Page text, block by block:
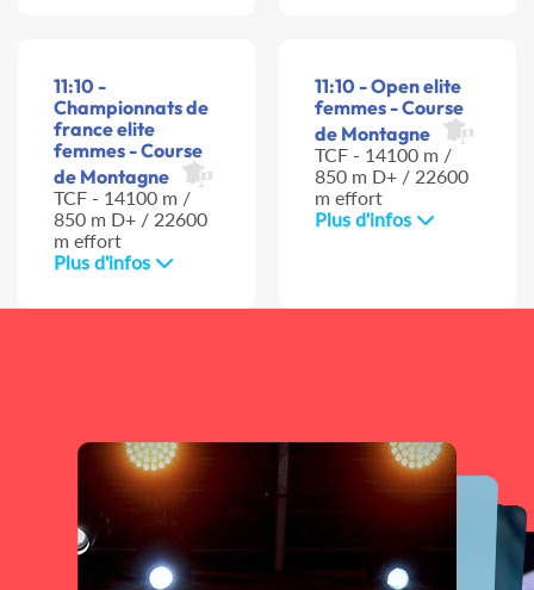
11:10 -
Championnats de
france elite
femmes - Course
de Montagne
TCF - 14100 m /
850 m D+ / 22600
m effort
Plus d'infos
11:10 - Open elite
femmes - Course
de Montagne
TCF - 14100 m /
850 m D+ / 22600
m effort
Plus d'infos